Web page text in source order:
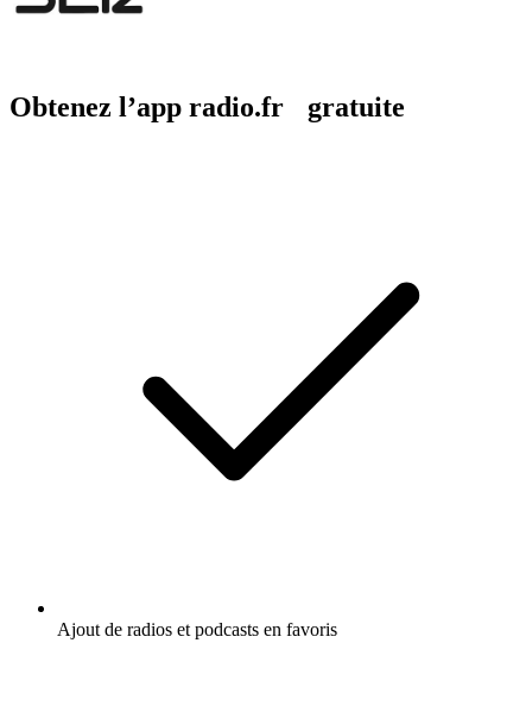
Obtenez l’app radio.fr gratuite
Ajout de radios et podcasts en favoris